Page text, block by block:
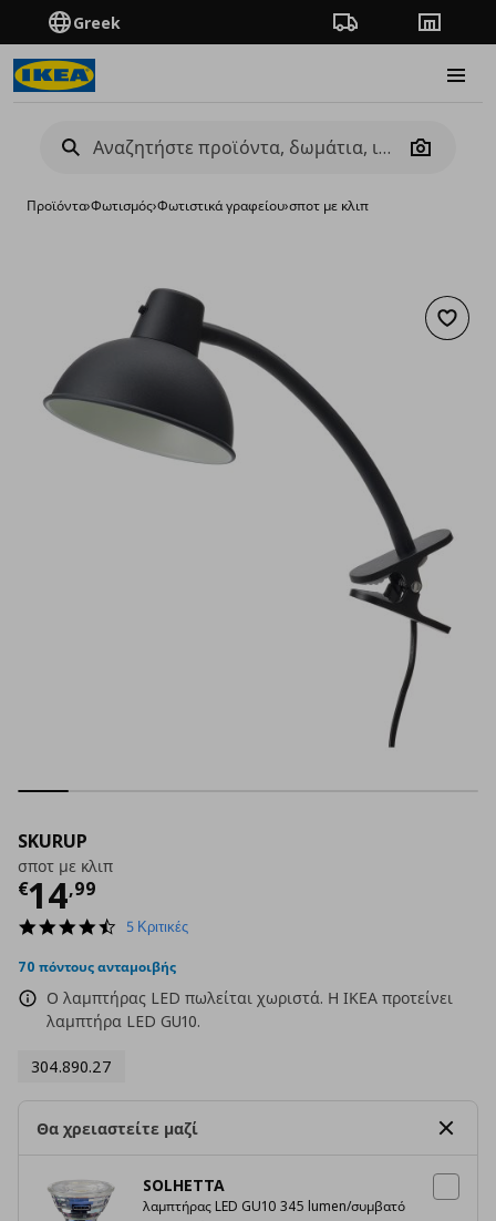
Greek Πορεία παραγγελίας
Camera
Προϊόντα›Φωτισμός›Φωτιστικά γραφείου›σποτ με κλιπ
SKURUP
σποτ με κλιπ
€14,99
Τρέχουσα τιμή
4.4
rating
5 Κριτικές
70 πόντους ανταμοιβής
Ο λαμπτήρας LED πωλείται χωριστά. Η ΙΚΕΑ προτείνει
λαμπτήρα LED GU10.
304.890.27
Θα χρειαστείτε μαζί
SOLHETTA
λαμπτήρας LED GU10 345 lumen/συμβατό